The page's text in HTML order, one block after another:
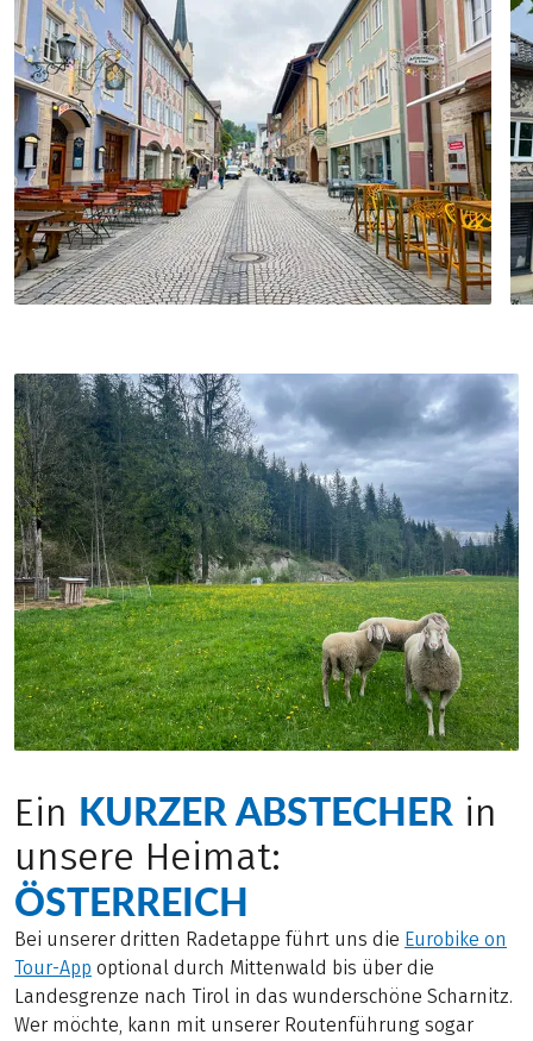
Ein KURZER ABSTECHER in
unsere Heimat:
ÖSTERREICH
Bei unserer dritten Radetappe führt uns die Eurobike on
Tour-App optional durch Mittenwald bis über die
Landesgrenze nach Tirol in das wunderschöne Scharnitz.
Wer möchte, kann mit unserer Routenführung sogar